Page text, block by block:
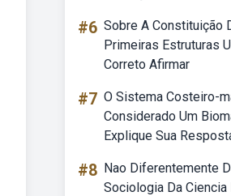
#6 Sobre A Constituição
Primeiras Estruturas
Correto Afirmar
#7 O Sistema Costeiro-
Considerado Um
Explique Sua
#8 Nao Diferentemente
Sociologia Da